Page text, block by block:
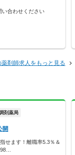
合わせください
剤師求人をもっと見る
剤薬局
開
せます！離職率5.3％＆
98…